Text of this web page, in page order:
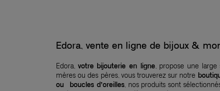
Edora, vente en ligne de bijoux &
Edora, votre bijouterie en ligne, propose une
mères ou des pères, vous trouverez sur notre
ou boucles d’oreilles, nos produits sont